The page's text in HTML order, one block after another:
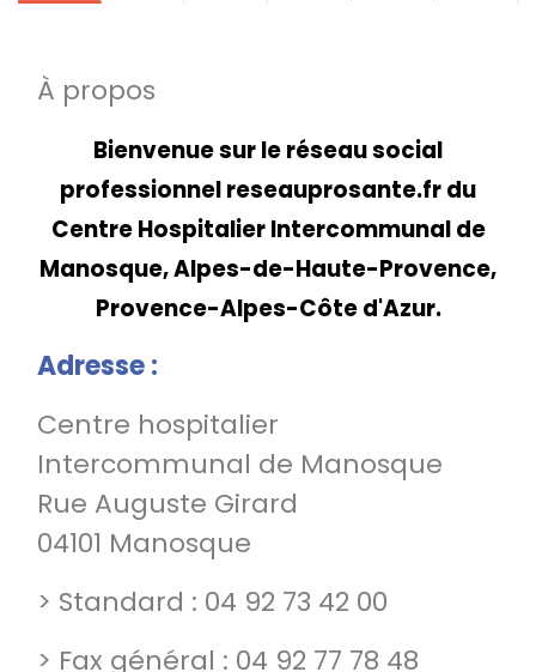
À propos
Bienvenue sur le réseau social
professionnelreseauprosante.frdu
Centre Hospitalier Intercommunal de
Manosque, Alpes-de-Haute-Provence,
Provence-Alpes-Côte d'Azur.
Adresse :
Centre hospitalier
Intercommunal de Manosque
Rue Auguste Girard
04101 Manosque
> Standard : 04 92 73 42 00
> Fax général : 04 92 77 78 48